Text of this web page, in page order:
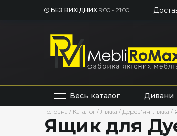
БЕЗ ВИХІДНИХ 9:00 - 21:00
Весь каталог Дивани
Головна / Каталог / Ліжка / Дерев'яні ліжка /
Ящик для